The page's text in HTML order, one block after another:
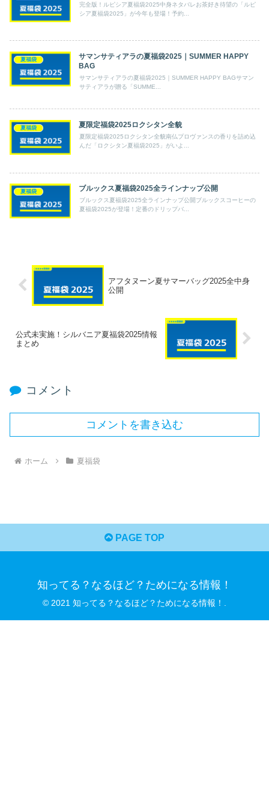
完全版！ルピシア夏福袋2025中身ネタバレお茶好き待望の「ルピ
シア夏福袋2025」が今年も登場！予約...
夏福袋
サマンサティアラの夏福袋2025｜SUMMER HAPPY
BAG
サマンサティアラの夏福袋2025｜SUMMER HAPPY BAGサマン
サティアラが贈る「SUMME...
夏福袋 夏限定福袋2025ロクシタン全貌
夏限定福袋2025ロクシタン全貌南仏プロヴァンスの香りを詰め込
んだ「ロクシタン夏福袋2025」がいよ...
夏福袋 ブルックス夏福袋2025全ラインナップ公開
ブルックス夏福袋2025全ラインナップ公開ブルックスコーヒーの
夏福袋2025が登場！定番のドリップバ...
アフタヌーン夏サマーバッグ2025全中身
公開
公式未実施！シルバニア夏福袋2025情報
まとめ
コメント
コメントを書き込む
ホーム 夏福袋
PAGE TOP
知ってる？なるほど？ためになる情報！
© 2021 知ってる？なるほど？ためになる情報！.